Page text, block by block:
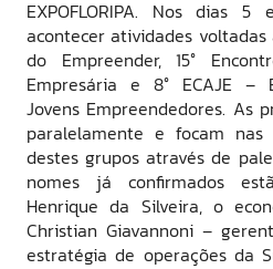
EXPOFLORIPA. Nos dias
acontecer atividades voltadas
do Empreender, 15°
Empresária e 8° ECAJE –
Jovens Empreendedores. As
paralelamente e focam
destes grupos através de
nomes já confirmados
Henrique da Silveira, o
Christian Giavannoni –
estratégia de operações da